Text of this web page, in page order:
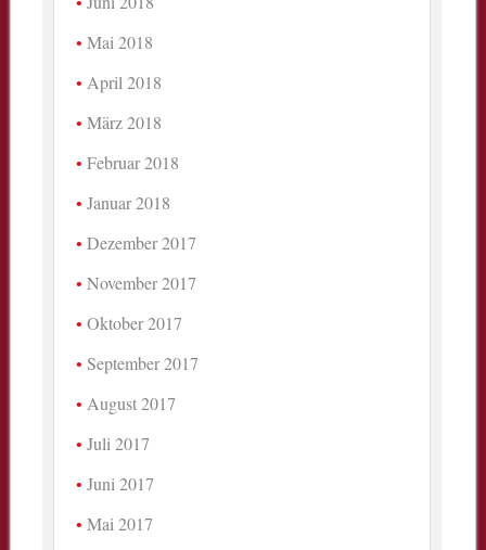
Mai 2018
April 2018
März 2018
Februar 2018
Januar 2018
Dezember 2017
November 2017
Oktober 2017
September 2017
August 2017
Juli 2017
Juni 2017
Mai 2017